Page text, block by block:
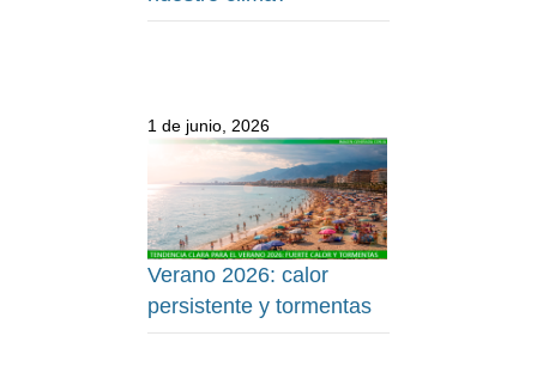
1 de junio, 2026
Verano 2026: calor
persistente y tormentas